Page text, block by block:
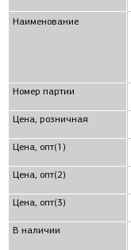
Наименование
Номер партии
Цена, розничная
Цена, опт(1)
Цена, опт(2)
Цена, опт(3)
В наличии